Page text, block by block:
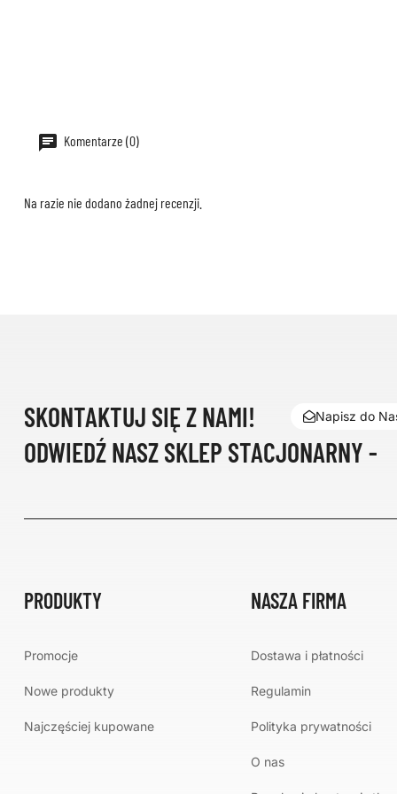
Komentarze (0)
Na razie nie dodano żadnej recenzji.
SKONTAKTUJ SIĘ Z NAMI! Napisz do
ODWIEDŹ NASZ SKLEP STACJONARNY -
PRODUKTY
Promocje
Nowe produkty
Najczęściej kupowane
NASZA FIRMA
Dostawa i płatności
Regulamin
Polityka prywatności
O nas